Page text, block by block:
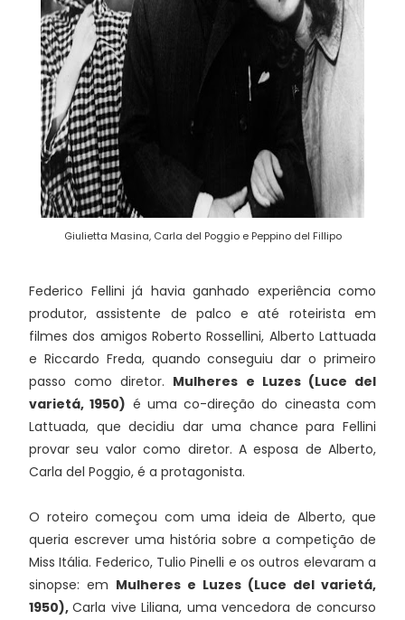
Giulietta Masina, Carla del Poggio e Peppino del Fillipo
Federico Fellini já havia ganhado experiência como
produtor, assistente de palco e até roteirista em
filmes dos amigos Roberto Rossellini, Alberto Lattuada
e Riccardo Freda, quando conseguiu dar o primeiro
passo como diretor. Mulheres e Luzes (Luce del
varietá, 1950) é uma co-direção do cineasta com
Lattuada, que decidiu dar uma chance para Fellini
provar seu valor como diretor. A esposa de Alberto,
Carla del Poggio, é a protagonista.
O roteiro começou com uma ideia de Alberto, que
queria escrever uma história sobre a competição de
Miss Itália. Federico, Tulio Pinelli e os outros elevaram a
sinopse: em Mulheres e Luzes (Luce del varietá,
1950),Carla vive Liliana, uma vencedora de concurso